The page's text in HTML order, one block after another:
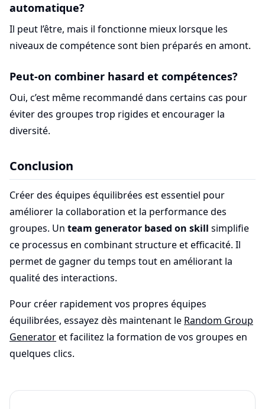
automatique?
Il peut l’être, mais il fonctionne mieux lorsque les
niveaux de compétence sont bien préparés en amont.
Peut-on combiner hasard et compétences?
Oui, c’est même recommandé dans certains cas pour
éviter des groupes trop rigides et encourager la
diversité.
Conclusion
Créer des équipes équilibrées est essentiel pour
améliorer la collaboration et la performance des
groupes. Un team generator based on skill simplifie
ce processus en combinant structure et efficacité. Il
permet de gagner du temps tout en améliorant la
qualité des interactions.
Pour créer rapidement vos propres équipes
équilibrées, essayez dès maintenant le Random Group
Generatoret facilitez la formation de vos groupes en
quelques clics.